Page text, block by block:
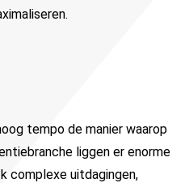
tempo de manier waarop
liggen er enorme
complexe uitdagingen,